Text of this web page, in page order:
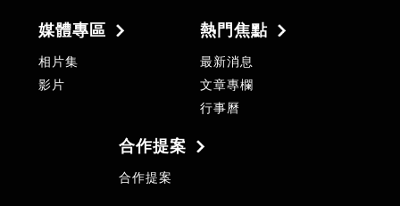
媒體專區
相片集
影片
熱門焦點
最新消息
文章專欄
行事曆
合作提案
合作提案